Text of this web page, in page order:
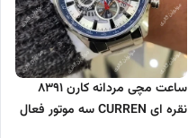
ساعت مچی مردانه کارن 8391
نقره ای CURREN سه موتور فعال